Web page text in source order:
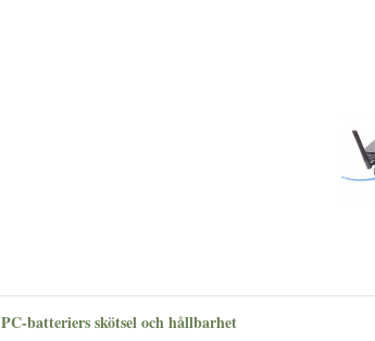
PC-batteriers skötsel och hållbarhet